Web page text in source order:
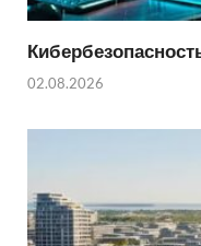
02.08.2026